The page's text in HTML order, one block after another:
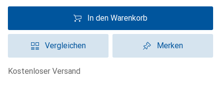
In den Warenkorb
Vergleichen Merken
kostenloser Versand